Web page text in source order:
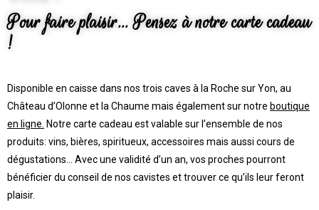
Pour faire plaisir... Pensez à notre carte cadeau
!
Disponible en caisse dans nos trois caves à la Roche sur Yon, au
Château d’Olonne et la Chaume mais également sur notre boutique
en ligne Notre carte cadeau est valable sur l’ensemble de nos
produits: vins, bières, spiritueux, accessoires mais aussi cours de
dégustations… Avec une validité d’un an, vos proches pourront
bénéficier du conseil de nos cavistes et trouver ce qu’ils leur feront
plaisir.